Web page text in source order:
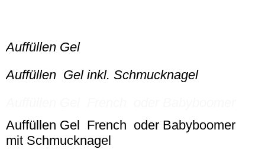
Auffüllen Gel
Auffüllen Gel inkl. Schmucknagel
Auffüllen Gel French oder Babyboomer
mit Schmucknagel